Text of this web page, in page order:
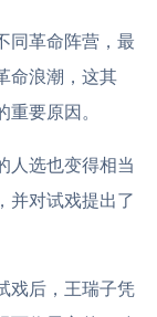
同革命阵营，最
命浪潮，这其
要原因。
人选也变得相当
并对试戏提出了
戏后，王瑞子凭